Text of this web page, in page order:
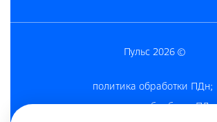
Пульс 2026 ©
политика обработки ПДн;
согласие на обработку ПДн;